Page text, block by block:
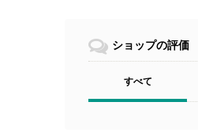
ショップの評価
すべて